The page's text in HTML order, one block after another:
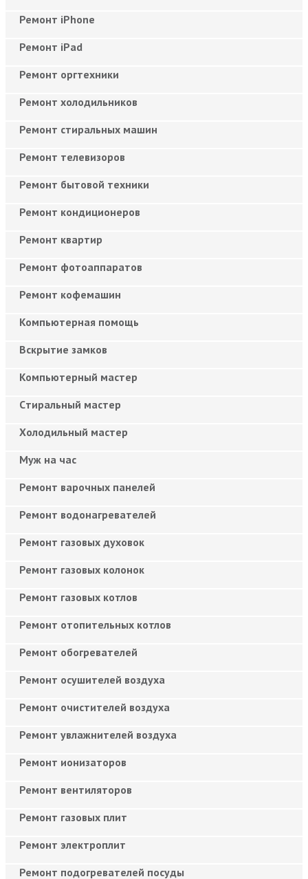
Ремонт iPhone
Ремонт iPad
Ремонт оргтехники
Ремонт холодильников
Ремонт стиральных машин
Ремонт телевизоров
Ремонт бытовой техники
Ремонт кондиционеров
Ремонт квартир
Ремонт фотоаппаратов
Ремонт кофемашин
Компьютерная помощь
Вскрытие замков
Компьютерный мастер
Cтиральный мастер
Холодильный мастер
Муж на час
Ремонт варочных панелей
Ремонт водонагревателей
Ремонт газовых духовок
Ремонт газовых колонок
Ремонт газовых котлов
Ремонт отопительных котлов
Ремонт обогревателей
Ремонт осушителей воздуха
Ремонт очистителей воздуха
Ремонт увлажнителей воздуха
Ремонт ионизаторов
Ремонт вентиляторов
Ремонт газовых плит
Ремонт электроплит
Ремонт подогревателей посуды